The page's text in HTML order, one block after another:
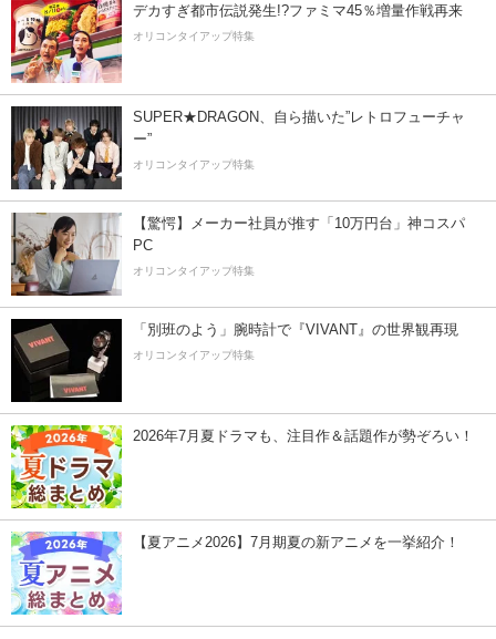
デカすぎ都市伝説発生!?ファミマ45％増量作戦再来
オリコンタイアップ特集
SUPER★DRAGON、自ら描いた”レトロフューチャ
ー”
オリコンタイアップ特集
【驚愕】メーカー社員が推す「10万円台」神コスパ
PC
オリコンタイアップ特集
「別班のよう」腕時計で『VIVANT』の世界観再現
オリコンタイアップ特集
2026年7月夏ドラマも、注目作＆話題作が勢ぞろい！
【夏アニメ2026】7月期夏の新アニメを一挙紹介！